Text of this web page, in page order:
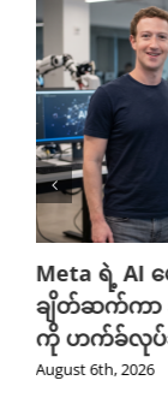
Meta ရဲ့ AI
ချိတ်ဆက်ကာ
ကို ဟက်ခ်လုပ်
August 6th, 2026